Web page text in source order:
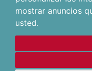
mostrar anuncios
usted.